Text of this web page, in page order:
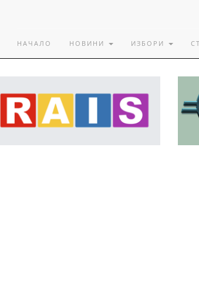
НАЧАЛО НОВИНИ ИЗБОРИ